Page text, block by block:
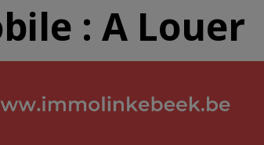
: A Louer